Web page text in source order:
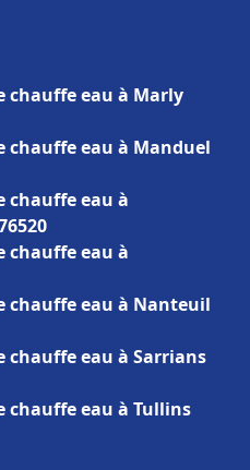
eau à Marly
eau à Manduel
chauffe eau à
chauffe eau à
eau à Nanteuil
eau à Sarrians
eau à Tullins